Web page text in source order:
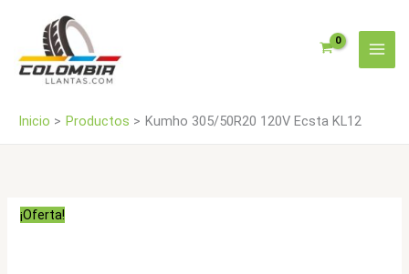
contenido
Inicio Productos Kumho 305/50R20 120V Ecsta KL12
¡Oferta!
cantidad